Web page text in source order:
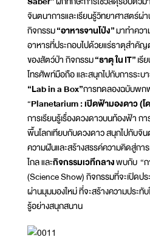
จินตนาการและเรียนรู้วิทยาศาสตร์ผ่
กิจกรรม“อาหารจานโป่ง”มาทำควา
อาหารที่ประกอบไปด้วยแร่ธาตุสำคัญ
ของสัตว์ป่า กิจกรรม“ธาตุ ในIT”เรี
โทรศัพท์มือถือ และสนุกไปกับการระ
“Lab in a Box”การทดลองฉบับพก
“Planetarium : เปิดฟ้ามองดาว (โ
การเรียนรู้เรื่องดวงดาวบนท้องฟ้า ก
พื้นโลกเทียบกับดวงดาว สนุกไปกับจิ
ความฝันและสร้างสรรค์ความคิดสู่กา
ไกล และกิจกรรมเวทีกลางพบกับ “ก
(Science Show) กิจกรรมที่จะเปิดป
ผ่านมุมมองใหม่ ที่จะสร้างความประทับ
รู้อย่างสนุกสนาน